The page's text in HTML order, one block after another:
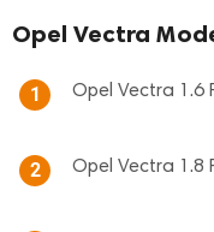
Opel Vectra
1 Opel Vectra 1.6
2 Opel Vectra 1.8